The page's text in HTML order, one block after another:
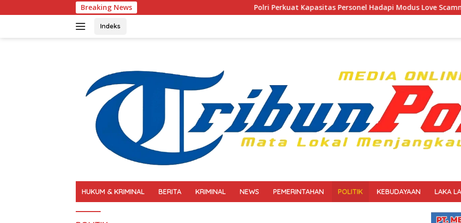
ke
Breaking News Polri Perkuat Kapasitas Personel Hadapi Modus Love Scamming yang Kian
Indeks
HUKUM & KRIMINAL BERITA KRIMINAL NEWS PEMERINTAHAN POLITIK KEBUDAYAAN LAKA